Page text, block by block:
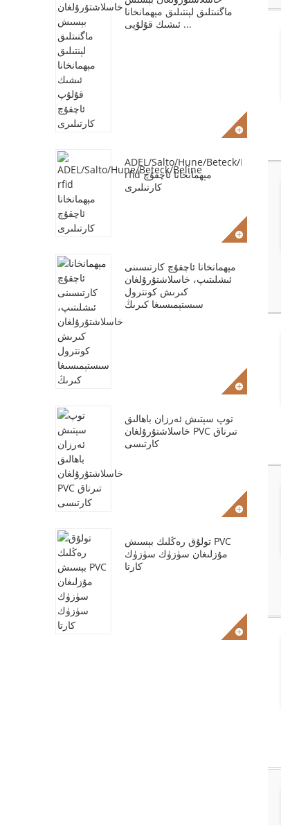
ماگنىتلىق لېنتىلىق مېھمانخانا
ئىشىك قۇلۇپى ...
ADEL/Salto/Hune/Beteck/Beline
rfid مېھمانخانا ئاچقۇچ
كارتىلىرى
مېھمانخانا ئاچقۇچ كارتىسىنى
ئىشلىتىپ، خاسلاشتۇرۇلغان
كىرىش كونترول
سىستېمىسىغا كىرىڭ
توپ سېتىش ئەرزان باھالىق
خاسلاشتۇرۇلغان PVC تىرناق
كارتىسى
تولۇق رەڭلىك بېسىش PVC
مۇزلىغان سۈزۈك سۈزۈك
كارتا